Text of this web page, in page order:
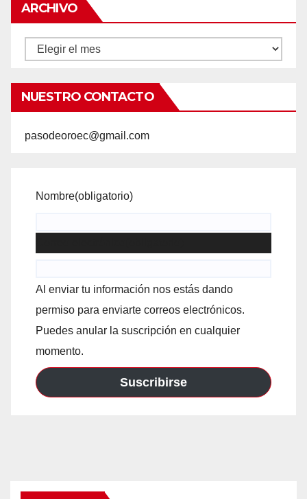
ARCHIVO
Archivo
NUESTRO CONTACTO
pasodeoroec@gmail.com
Nombre(obligatorio)
Al enviar tu información nos estás dando
permiso para enviarte correos electrónicos.
Puedes anular la suscripción en cualquier
momento.
Suscribirse